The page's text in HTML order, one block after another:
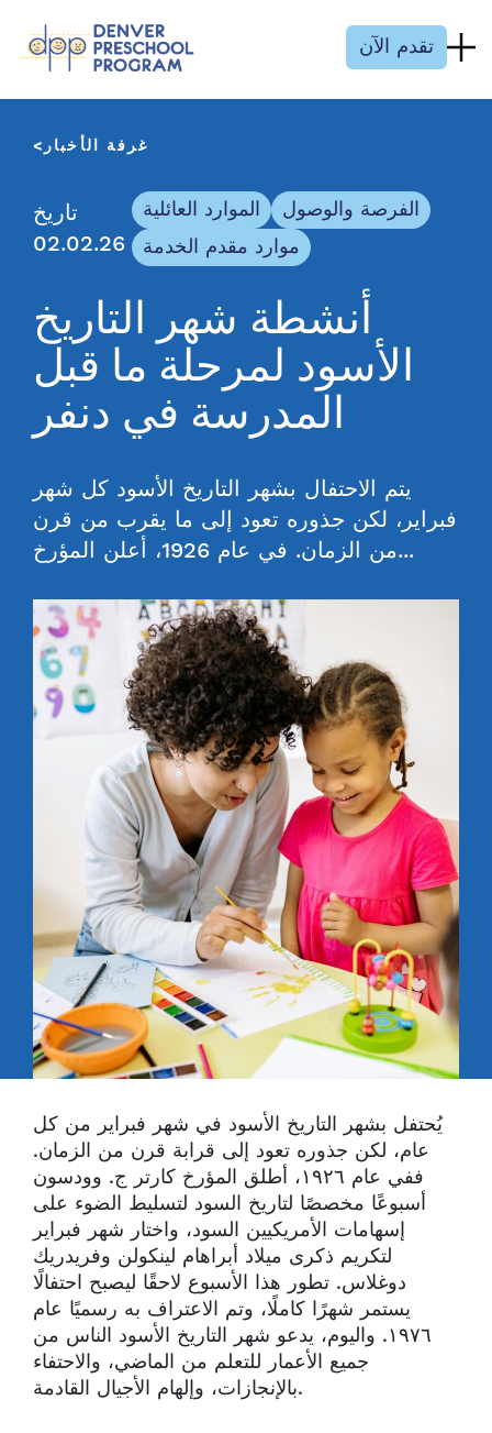
تقدم الآن
غرفة الأخبار
تاريخ
02.02.26
الموارد العائلية
الفرصة والوصول
موارد مقدم الخدمة
أنشطة شهر التاريخ
الأسود لمرحلة ما قبل
المدرسة في دنفر
يتم الاحتفال بشهر التاريخ الأسود كل شهر
فبراير، لكن جذوره تعود إلى ما يقرب من قرن
من الزمان. في عام 1926، أعلن المؤرخ...
يُحتفل بشهر التاريخ الأسود في شهر فبراير من كل
عام، لكن جذوره تعود إلى قرابة قرن من الزمان.
ففي عام ١٩٢٦، أطلق المؤرخ كارتر ج. وودسون
أسبوعًا مخصصًا لتاريخ السود لتسليط الضوء على
إسهامات الأمريكيين السود، واختار شهر فبراير
لتكريم ذكرى ميلاد أبراهام لينكولن وفريدريك
دوغلاس. تطور هذا الأسبوع لاحقًا ليصبح احتفالًا
يستمر شهرًا كاملًا، وتم الاعتراف به رسميًا عام
١٩٧٦. واليوم، يدعو شهر التاريخ الأسود الناس من
جميع الأعمار للتعلم من الماضي، والاحتفاء
بالإنجازات، وإلهام الأجيال القادمة.